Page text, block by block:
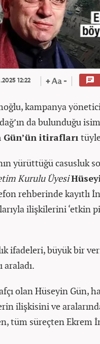
12:22
kampanya
da bulunduğu
Gün’ün itirafları
yürüttüğü casusluk
Kurulu Üyesi
rehberinde kayıtlı
ilişkilerini ‘etkin
ifadeleri, büyük bir
araladı.
olan Hüseyin Gün,
ilişkisini ve
tüm süreçten Ekrem